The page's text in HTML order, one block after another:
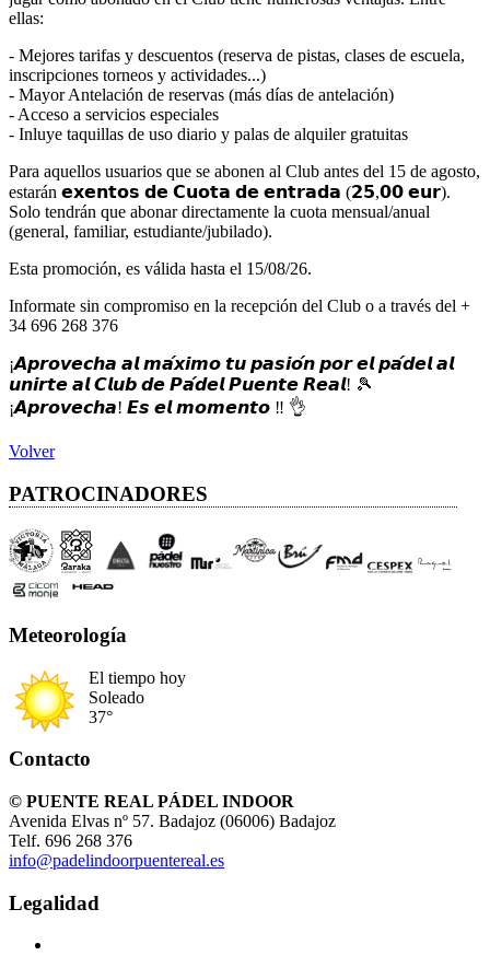
ellas:
- Mejores tarifas y descuentos (reserva de pistas, clases de escuela,
inscripciones torneos y actividades...)
- Mayor Antelación de reservas (más días de antelación)
- Acceso a servicios especiales
- Inluye taquillas de uso diario y palas de alquiler gratuitas
Para aquellos usuarios que se abonen al Club antes del 15 de agosto,
estarán 𝗲𝘅𝗲𝗻𝘁𝗼𝘀 𝗱𝗲 𝗖𝘂𝗼𝘁𝗮 𝗱𝗲 𝗲𝗻𝘁𝗿𝗮𝗱𝗮 (𝟮𝟱,𝟬𝟬 𝗲𝘂𝗿).
Solo tendrán que abonar directamente la cuota mensual/anual
(general, familiar, estudiante/jubilado).
Esta promoción, es válida hasta el 15/08/26.
Informate sin compromiso en la recepción del Club o a través del +
34 696 268 376
¡𝘼𝙥𝙧𝙤𝙫𝙚𝙘𝙝𝙖 𝙖𝙡 𝙢𝙖́𝙭𝙞𝙢𝙤 𝙩𝙪 𝙥𝙖𝙨𝙞𝙤́𝙣 𝙥𝙤𝙧 𝙚𝙡 𝙥𝙖́𝙙𝙚𝙡 𝙖𝙡
𝙪𝙣𝙞𝙧𝙩𝙚 𝙖𝙡 𝘾𝙡𝙪𝙗 𝙙𝙚 𝙋𝙖́𝙙𝙚𝙡 𝙋𝙪𝙚𝙣𝙩𝙚 𝙍𝙚𝙖𝙡! 🎾
¡𝘼𝙥𝙧𝙤𝙫𝙚𝙘𝙝𝙖! 𝙀𝙨 𝙚𝙡 𝙢𝙤𝙢𝙚𝙣𝙩𝙤 ‼ 👌
Volver
PATROCINADORES
Meteorología
El tiempo hoy
Soleado
37°
Contacto
© PUENTE REAL PÁDEL INDOOR
Avenida Elvas nº 57. Badajoz (06006) Badajoz
Telf. 696 268 376
info@padelindoorpuentereal.es
Legalidad